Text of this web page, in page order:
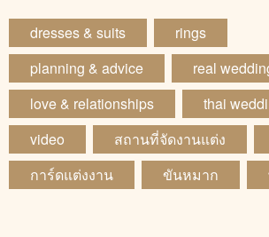
dresses & suits
rings
planning & advice
real
love & relationships
thai
video
สถานที่จัดงานแต่ง
การ์ดแต่งงาน
ขันหมาก